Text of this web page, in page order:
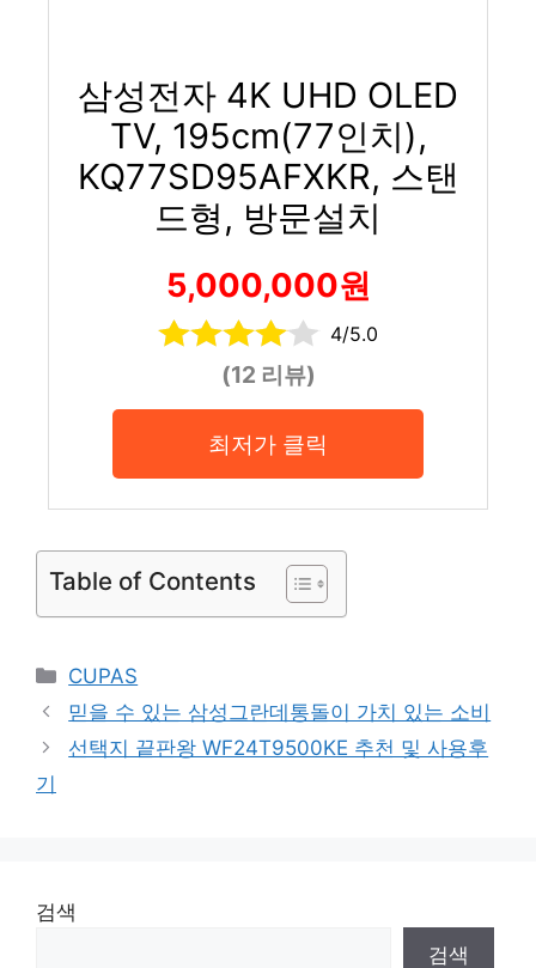
삼성전자 4K UHD OLED
TV, 195cm(77인치),
KQ77SD95AFXKR, 스탠
드형, 방문설치
5,000,000원
4/5.0
(12 리뷰)
최저가 클릭
Table of Contents
Categories
CUPAS
믿을 수 있는 삼성그란데통돌이 가치 있는 소비
선택지 끝판왕 WF24T9500KE 추천 및 사용후
기
검색
검색